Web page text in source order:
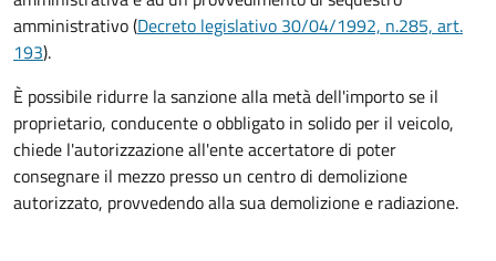
amministrativo (Decreto legislativo 30/04/1992, n.285, art.
193).
È possibile ridurre la sanzione alla metà dell'importo se il
proprietario, conducente o obbligato in solido per il veicolo,
chiede l'autorizzazione all'ente accertatore di poter
consegnare il mezzo presso un centro di demolizione
autorizzato, provvedendo alla sua demolizione e radiazione.